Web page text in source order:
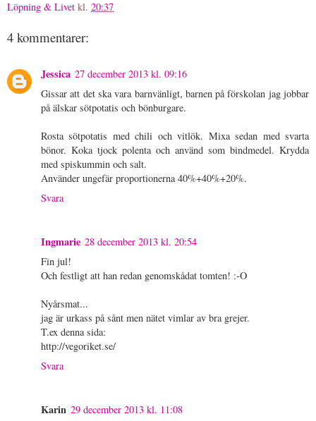
Löpning & Livet kl. 20:37
4 kommentarer:
Jessica 27 december 2013 kl. 09:16
Gissar att det ska vara barnvänligt, barnen på förskolan jag jobbar
på älskar sötpotatis och bönburgare.
Rosta sötpotatis med chili och vitlök. Mixa sedan med svarta
bönor. Koka tjock polenta och använd som bindmedel. Krydda
med spiskummin och salt.
Använder ungefär proportionerna 40%+40%+20%.
Svara
Ingmarie 28 december 2013 kl. 20:54
Fin jul!
Och festligt att han redan genomskådat tomten! :-O
Nyårsmat...
jag är urkass på sånt men nätet vimlar av bra grejer.
T.ex denna sida:
http://vegoriket.se/
Svara
Karin 29 december 2013 kl. 11:08